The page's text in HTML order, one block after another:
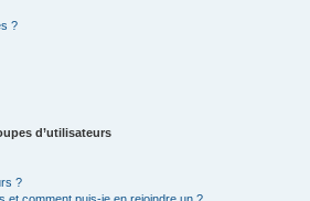
?
d’utilisateurs
?